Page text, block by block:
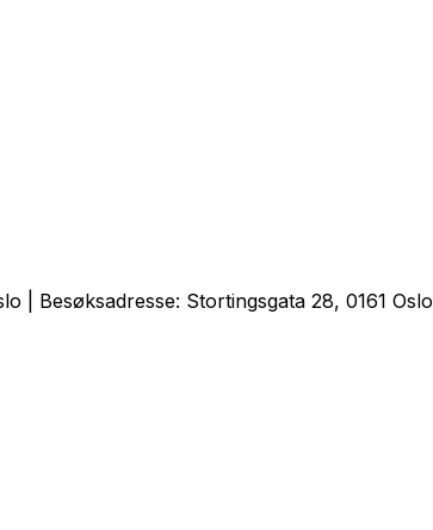
| Besøksadresse: Stortingsgata 28, 0161 Oslo